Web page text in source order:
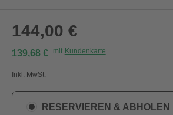
144,00 €
139,68 € mit Kundenkarte
Inkl. MwSt.
RESERVIEREN & ABHOLEN